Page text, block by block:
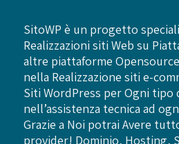
SitoWP è un progetto
Realizzazioni siti Web su
altre piattaforme
nella Realizzazione siti e-
Siti WordPress per Ogni tipo
nell’assistenza tecnica ad
Grazie a Noi potrai Avere
provider! Dominio, Hosting,